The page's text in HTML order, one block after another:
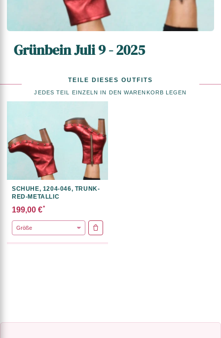
Grünbein Juli 9 - 2025
TEILE DIESES OUTFITS
JEDES TEIL EINZELN IN DEN WARENKORB LEGEN
SCHUHE, 1204-046, TRUNK-
RED-METALLIC
199,00 €*
IN DEN WARENKORB